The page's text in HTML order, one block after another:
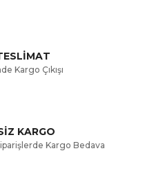
Kargo Çıkışı
KARGO
Kargo Bedava